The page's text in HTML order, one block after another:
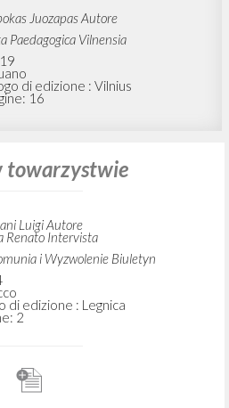
Juozapas Autore
Paedagogica Vilnensia
di edizione : Vilnius
16
towarzystwie
Luigi Autore
Renato Intervista
i Wyzwolenie Biuletyn
di edizione : Legnica
2